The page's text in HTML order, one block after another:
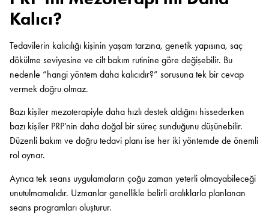
Kalıcı?
Tedavilerin kalıcılığı kişinin yaşam tarzına, genetik yapısına, saç
dökülme seviyesine ve cilt bakım rutinine göre değişebilir. Bu
nedenle “hangi yöntem daha kalıcıdır?” sorusuna tek bir cevap
vermek doğru olmaz.
Bazı kişiler mezoterapiyle daha hızlı destek aldığını hissederken
bazı kişiler PRP’nin daha doğal bir süreç sunduğunu düşünebilir.
Düzenli bakım ve doğru tedavi planı ise her iki yöntemde de önemli
rol oynar.
Ayrıca tek seans uygulamaların çoğu zaman yeterli olmayabileceği
unutulmamalıdır. Uzmanlar genellikle belirli aralıklarla planlanan
seans programları oluşturur.